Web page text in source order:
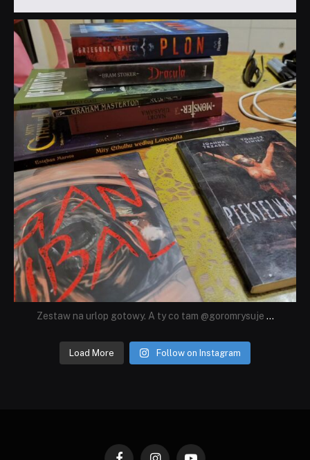
dobryhorror
Lip 31
Zestaw na urlop gotowy. A ty co tam @goromrysuje ...
Load More Follow on Instagram